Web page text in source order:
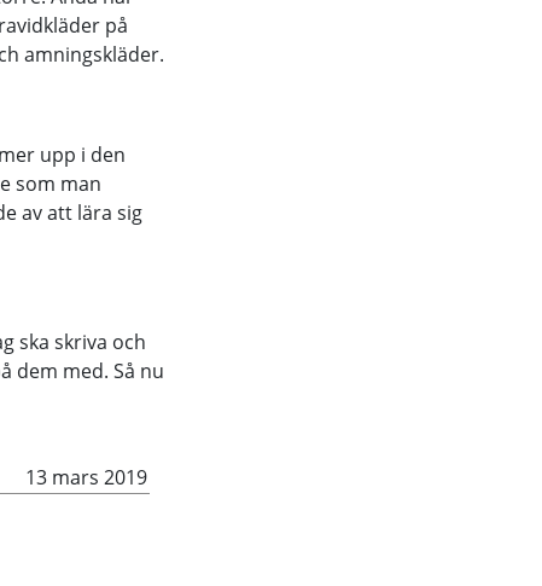
på
amningskläder.
upp i den
som man
av att lära sig
ska skriva och
dem med. Så nu
13 mars 2019